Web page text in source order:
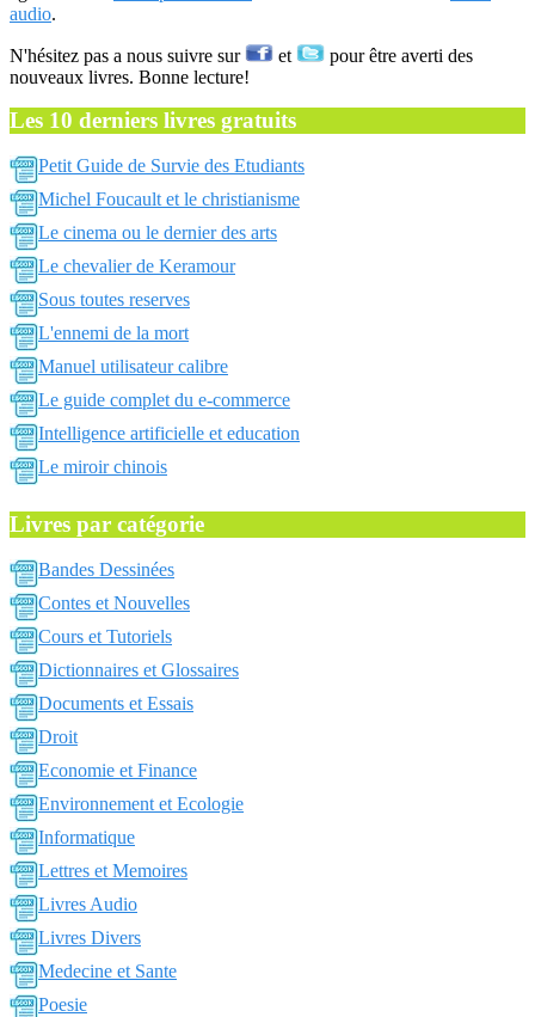
audio.
N'hésitez pas a nous suivre sur et
pour être averti des
nouveaux livres. Bonne lecture!
Les 10 derniers livres gratuits
Petit Guide de Survie des Etudiants
Michel Foucault et le christianisme
Le cinema ou le dernier des arts
Le chevalier de Keramour
Sous toutes reserves
L'ennemi de la mort
Manuel utilisateur calibre
Le guide complet du e-commerce
Intelligence artificielle et education
Le miroir chinois
Livres par catégorie
Bandes Dessinées
Contes et Nouvelles
Cours et Tutoriels
Dictionnaires et Glossaires
Documents et Essais
Droit
Economie et Finance
Environnement et Ecologie
Informatique
Lettres et Memoires
Livres Audio
Livres Divers
Medecine et Sante
Poesie